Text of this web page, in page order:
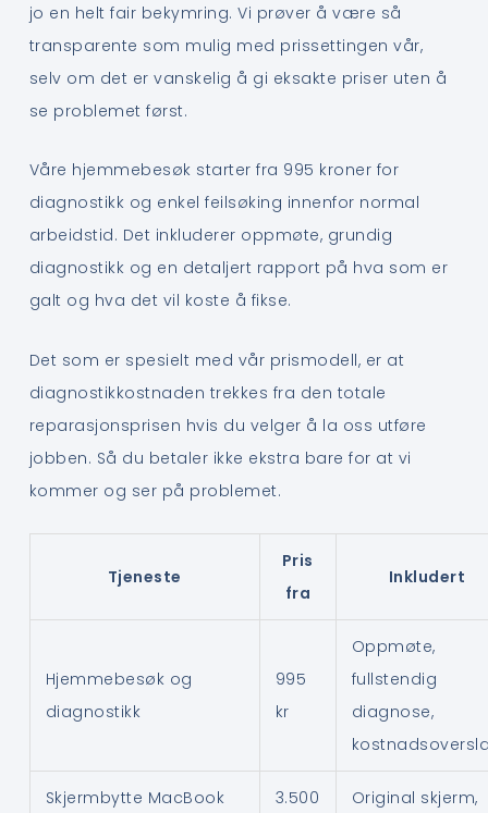
jo en helt fair bekymring. Vi prøver å være så
transparente som mulig med prissettingen vår,
selv om det er vanskelig å gi eksakte priser uten å
se problemet først.
Våre hjemmebesøk starter fra 995 kroner for
diagnostikk og enkel feilsøking innenfor normal
arbeidstid. Det inkluderer oppmøte, grundig
diagnostikk og en detaljert rapport på hva som er
galt og hva det vil koste å fikse.
Det som er spesielt med vår prismodell, er at
diagnostikkostnaden trekkes fra den totale
reparasjonsprisen hvis du velger å la oss utføre
jobben. Så du betaler ikke ekstra bare for at vi
kommer og ser på problemet.
Tjeneste
Pris
fra
Inkludert
Hjemmebesøk og
diagnostikk
995
kr
Oppmøte,
fullstendig
diagnose,
Skjermbytte MacBook
3.500
Original skjerm,